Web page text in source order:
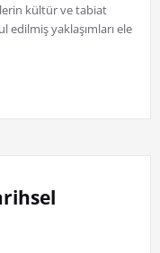
kültür ve tabiat
edilmiş yaklaşımları ele